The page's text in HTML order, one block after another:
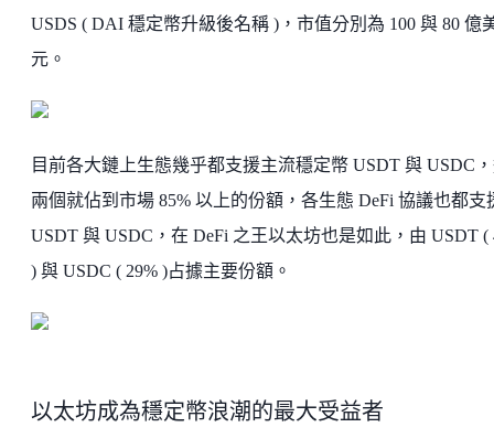
USDS ( DAI 穩定幣升級後名稱 )，市值分別為 100 與 80 億
元。
目前各大鏈上生態幾乎都支援主流穩定幣 USDT 與 USDC
兩個就佔到市場 85% 以上的份額，各生態 DeFi 協議也都支
USDT 與 USDC，在 DeFi 之王以太坊也是如此，由 USDT (
) 與 USDC ( 29% )占據主要份額。
以太坊成為穩定幣浪潮的最大受益者